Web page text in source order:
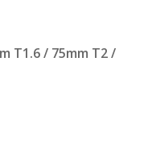
T1.6 / 75mm T2 /